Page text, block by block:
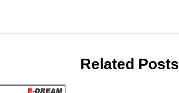
Related Posts